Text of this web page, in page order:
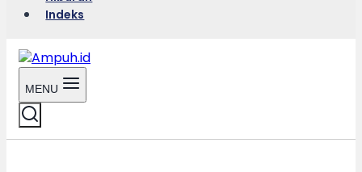
Indeks
MENU